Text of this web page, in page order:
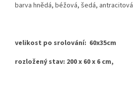
barva hnědá, béžová, šedá, antracitová
velikost po srolování: 60x35cm
rozložený stav: 200 x 60 x 6 cm,